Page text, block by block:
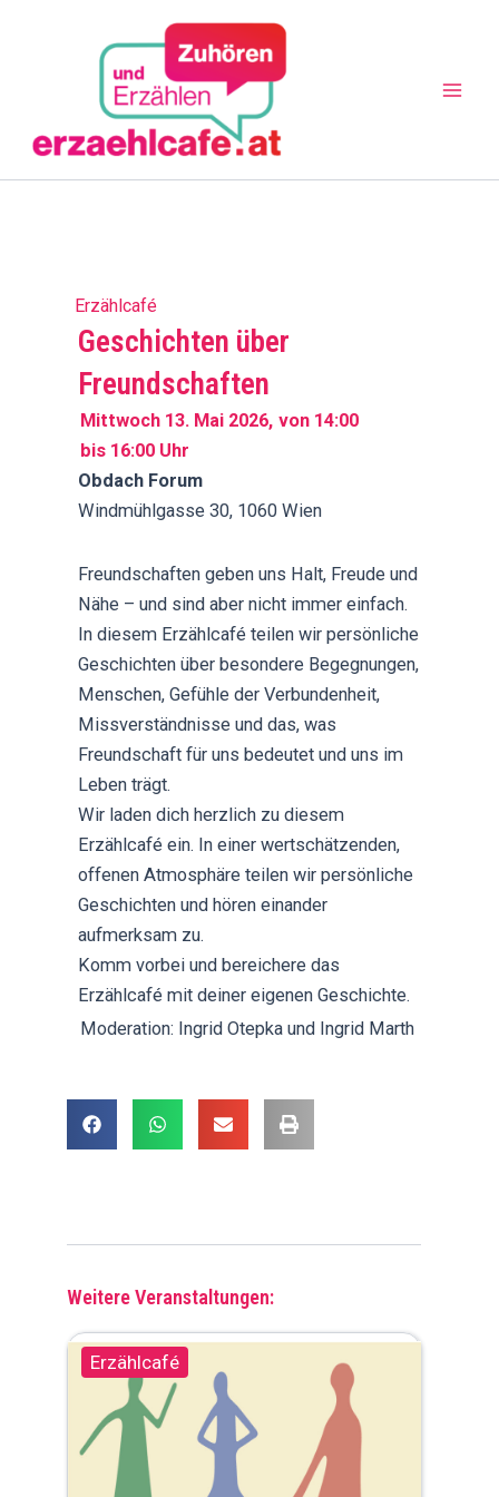
Erzählcafé
Geschichten über
Freundschaften
Mittwoch 13. Mai 2026, von 14:00
bis 16:00 Uhr
Obdach Forum
Windmühlgasse 30, 1060 Wien
Freundschaften geben uns Halt, Freude und
Nähe – und sind aber nicht immer einfach.
In diesem Erzählcafé teilen wir persönliche
Geschichten über besondere Begegnungen,
Menschen, Gefühle der Verbundenheit,
Missverständnisse und das, was
Freundschaft für uns bedeutet und uns im
Leben trägt.
Wir laden dich herzlich zu diesem
Erzählcafé ein. In einer wertschätzenden,
offenen Atmosphäre teilen wir persönliche
Geschichten und hören einander
aufmerksam zu.
Komm vorbei und bereichere das
Erzählcafé mit deiner eigenen Geschichte.
Moderation: Ingrid Otepka und Ingrid Marth
Weitere Veranstaltungen:
Erzählcafé